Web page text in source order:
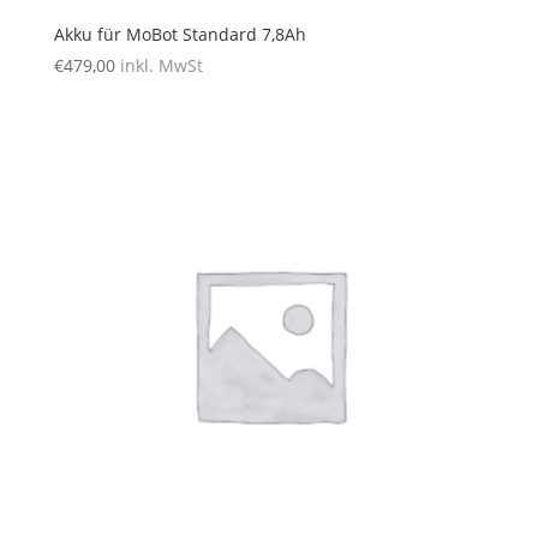
Akku für MoBot Standard 7,8Ah
€479,00 inkl. MwSt